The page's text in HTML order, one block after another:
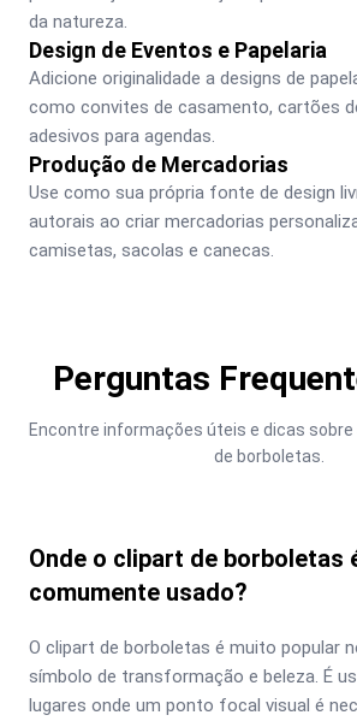
da natureza.
Design de Eventos e Papelaria
Adicione originalidade a designs de
como convites de casamento, cartões
adesivos para agendas.
Produção de Mercadorias
Use como sua própria fonte de design
autorais ao criar mercadorias
camisetas, sacolas e canecas.
Perguntas
Encontre informações úteis e dicas sobre
de borboletas.
Onde o clipart de borboletas
comumente usado?
O clipart de borboletas é muito popular
símbolo de transformação e beleza. É
lugares onde um ponto focal visual é